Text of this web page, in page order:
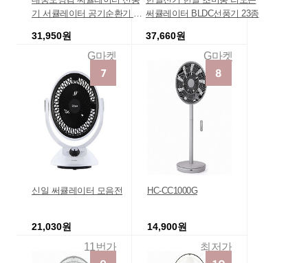
기 서큘레이터 공기순환기 신
31,950원
G마켓
써큘레이터 BLDC선풍기 23종
37,660원
G마켓
신일 써큘레이터 모음전
21,030원
11번가
HC-CC1000G
14,900원
최저가